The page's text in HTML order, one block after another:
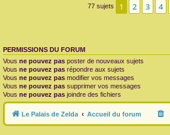
77 sujets 1 2 3 4
PERMISSIONS DU FORUM
Vous ne pouvez pas poster de nouveaux sujets
Vous ne pouvez pas répondre aux sujets
Vous ne pouvez pas modifier vos messages
Vous ne pouvez pas supprimer vos messages
Vous ne pouvez pas joindre des fichiers
Le Palais de Zelda Accueil du forum